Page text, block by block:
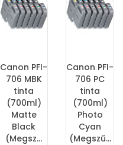
Canon PFI-
706 MBK
tinta
(700ml)
Matte
Black
(Megsz...
Canon PFI-
706 PC
tinta
(700ml)
Photo
Cyan
(Megszű...